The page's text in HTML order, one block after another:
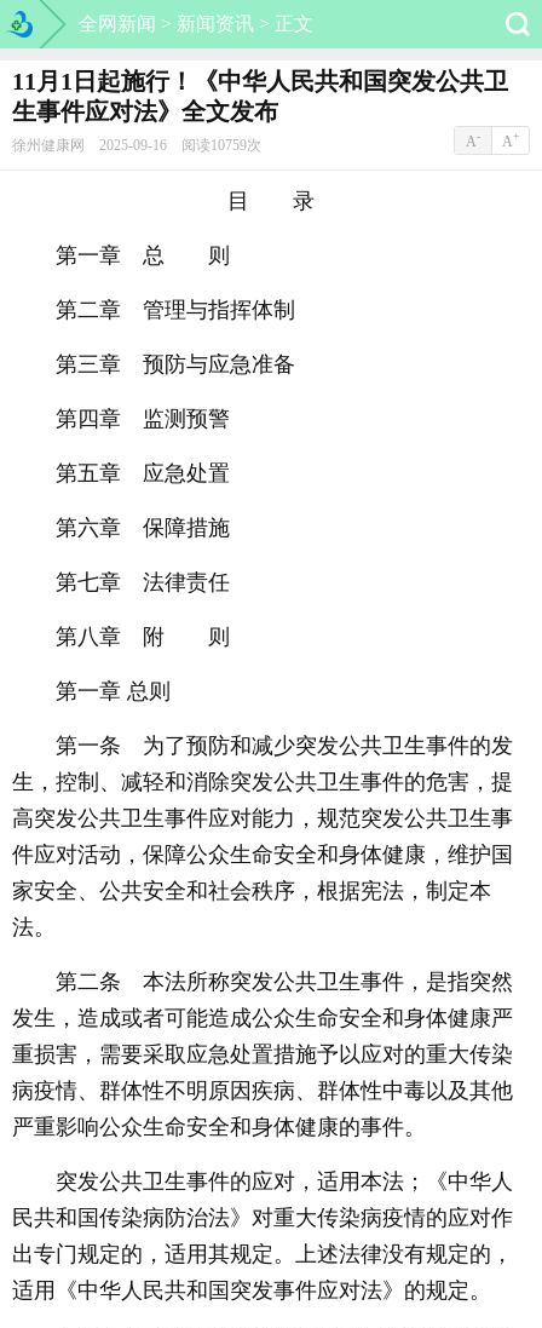
全网新闻 > 新闻资讯 > 正文
11月1日起施行！《中华人民共和国突发公共卫
生事件应对法》全文发布
徐州健康网 2025-09-16 阅读10759次 A- A+
目 录
第一章 总 则
第二章 管理与指挥体制
第三章 预防与应急准备
第四章 监测预警
第五章 应急处置
第六章 保障措施
第七章 法律责任
第八章 附 则
第一章 总则
第一条 为了预防和减少突发公共卫生事件的发
生，控制、减轻和消除突发公共卫生事件的危害，提
高突发公共卫生事件应对能力，规范突发公共卫生事
件应对活动，保障公众生命安全和身体健康，维护国
家安全、公共安全和社会秩序，根据宪法，制定本
法。
第二条 本法所称突发公共卫生事件，是指突然
发生，造成或者可能造成公众生命安全和身体健康严
重损害，需要采取应急处置措施予以应对的重大传染
病疫情、群体性不明原因疾病、群体性中毒以及其他
严重影响公众生命安全和身体健康的事件。
突发公共卫生事件的应对，适用本法；《中华人
民共和国传染病防治法》对重大传染病疫情的应对作
出专门规定的，适用其规定。上述法律没有规定的，
适用《中华人民共和国突发事件应对法》的规定。